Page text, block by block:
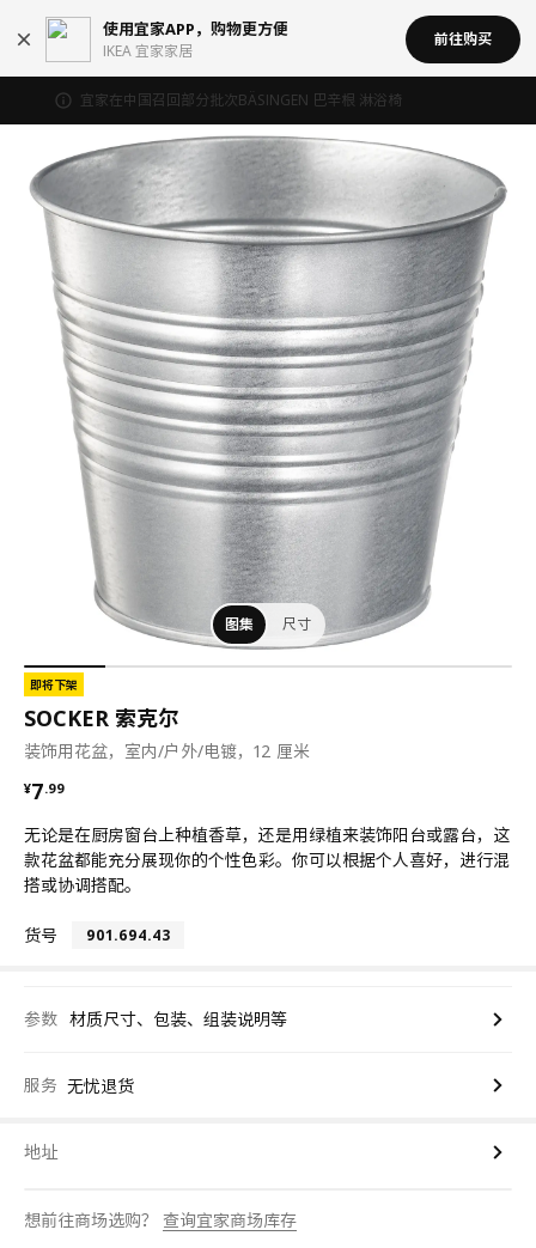
使用宜家APP，购物更方便
IKEA 宜家家居
前往购买
宜家在中国召回部分批次BÄSINGEN 巴辛根 淋浴椅
图集 尺寸
即将下架
SOCKER 索克尔
装饰用花盆，室内/户外/电镀，12 厘米
¥7.99
¥ 7.99
无论是在厨房窗台上种植香草，还是用绿植来装饰阳台或露台，这
款花盆都能充分展现你的个性色彩。你可以根据个人喜好，进行混
搭或协调搭配。
货号 901.694.43
参数 材质尺寸、包装、组装说明等
服务 无忧退货
地址
想前往商场选购？ 查询宜家商场库存